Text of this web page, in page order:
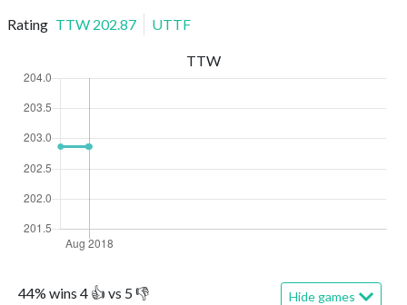
Rating TTW 202.87 UTTF
44% wins 4 👍 vs 5👎 Hide games
TTW